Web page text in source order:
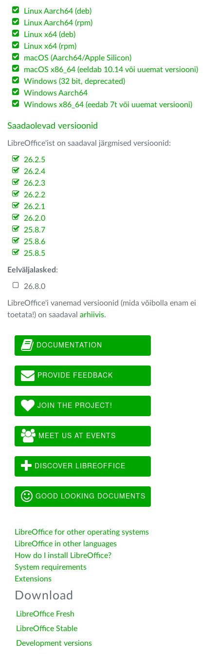
Linux Aarch64 (deb)
Linux Aarch64 (rpm)
Linux x64 (deb)
Linux x64 (rpm)
macOS (Aarch64/Apple Silicon)
macOS x86_64 (eeldab 10.14 või uuemat versiooni)
Windows (32 bit, deprecated)
Windows Aarch64
Windows x86_64 (eedab 7t või uuemat versiooni)
Saadaolevad versioonid
LibreOffice'ist on saadaval järgmised versioonid:
26.2.5
26.2.4
26.2.3
26.2.2
26.2.1
26.2.0
25.8.7
25.8.6
25.8.5
Eelväljalasked :
26.8.0
LibreOffice'i vanemad versioonid (mida võibolla enam ei
toetata!) on saadaval arhiivis.
DOCUMENTATION
PROVIDE FEEDBACK
JOIN THE PROJECT!
MEET US AT EVENTS
DISCOVER LIBREOFFICE
GOOD LOOKING DOCUMENTS
LibreOffice for other operating systems
LibreOffice in other languages
How do I install LibreOffice?
System requirements
Extensions
Download
LibreOffice Fresh
LibreOffice Stable
Development versions